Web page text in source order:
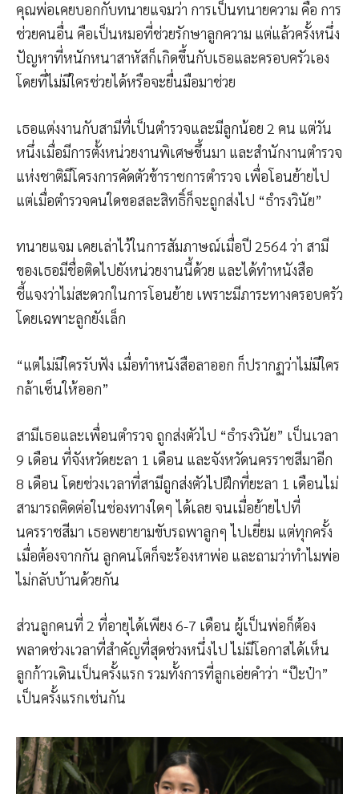
คุณพ่อเคยบอกกับทนายแจมว่า การเป็นทนายความ คือ การ
ช่วยคนอื่น คือเป็นหมอที่ช่วยรักษาลูกความ แต่แล้วครั้งหนึ่ง
ปัญหาที่หนักหนาสาหัสก็เกิดขึ้นกับเธอและครอบครัวเอง
โดยที่ไม่มีใครช่วยได้หรือจะยื่นมือมาช่วย
เธอแต่งงานกับสามีที่เป็นตำรวจและมีลูกน้อย 2 คน แต่วัน
หนึ่งเมื่อมีการตั้งหน่วยงานพิเศษขึ้นมา และสำนักงานตำรวจ
แห่งชาติมีโครงการคัดตัวข้าราชการตำรวจ เพื่อโอนย้ายไป
แต่เมื่อตำรวจคนใดขอสละสิทธิ์ก็จะถูกส่งไป “ธำรงวินัย”
ทนายแจม เคยเล่าไว้ในการสัมภาษณ์เมื่อปี 2564 ว่า สามี
ของเธอมีชื่อติดไปยังหน่วยงานนี้ด้วย และได้ทำหนังสือ
ชี้แจงว่าไม่สะดวกในการโอนย้าย เพราะมีภาระทางครอบครัว
โดยเฉพาะลูกยังเล็ก
“แต่ไม่มีใครรับฟัง เมื่อทำหนังสือลาออก ก็ปรากฏว่าไม่มีใคร
กล้าเซ็นให้ออก”
สามีเธอและเพื่อนตำรวจ ถูกส่งตัวไป “ธำรงวินัย” เป็นเวลา
9 เดือน ที่จังหวัดยะลา 1 เดือน และจังหวัดนครราชสีมาอีก
8 เดือน โดยช่วงเวลาที่สามีถูกส่งตัวไปฝึกที่ยะลา 1 เดือนไม่
สามารถติดต่อในช่องทางใดๆ ได้เลย จนเมื่อย้ายไปที่
นครราชสีมา เธอพยายามขับรถพาลูกๆ ไปเยี่ยม แต่ทุกครั้ง
เมื่อต้องจากกัน ลูกคนโตก็จะร้องหาพ่อ และถามว่าทำไมพ่อ
ไม่กลับบ้านด้วยกัน
ส่วนลูกคนที่ 2 ที่อายุได้เพียง 6-7 เดือน ผู้เป็นพ่อก็ต้อง
พลาดช่วงเวลาที่สำคัญที่สุดช่วงหนึ่งไป ไม่มีโอกาสได้เห็น
ลูกก้าวเดินเป็นครั้งแรก รวมทั้งการที่ลูกเอ่ยคำว่า “ป๊ะป๋า”
เป็นครั้งแรกเช่นกัน